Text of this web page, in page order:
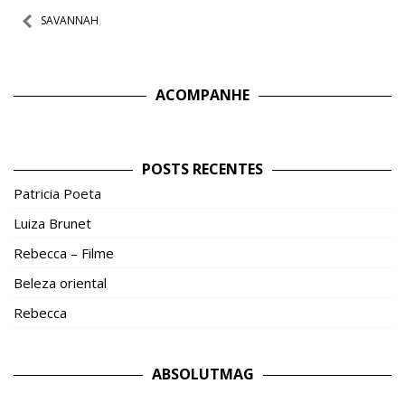
Navegação
SAVANNAH
ACOMPANHE
POSTS RECENTES
Patricia Poeta
Luiza Brunet
Rebecca – Filme
Beleza oriental
Rebecca
ABSOLUTMAG